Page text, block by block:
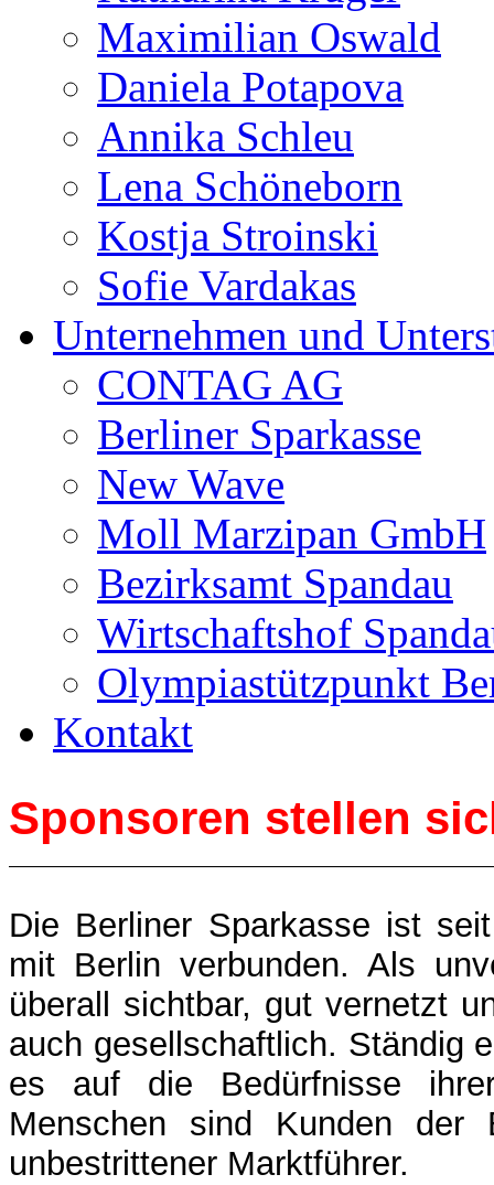
Maximilian Oswald
Daniela Potapova
Annika Schleu
Lena Schöneborn
Kostja Stroinski
Sofie Vardakas
Unternehmen und
CONTAG AG
Berliner Sparkasse
New Wave
Moll Marzipan GmbH
Bezirksamt Spandau
Wirtschaftshof
Olympiastützpunkt
Kontakt
Sponsoren stellen
Die Berliner Sparkasse ist
mit Berlin verbunden. Als
überall sichtbar, gut vernetzt
auch gesellschaftlich. Ständig
es auf die Bedürfnisse
Menschen sind Kunden
unbestrittener Marktführer.